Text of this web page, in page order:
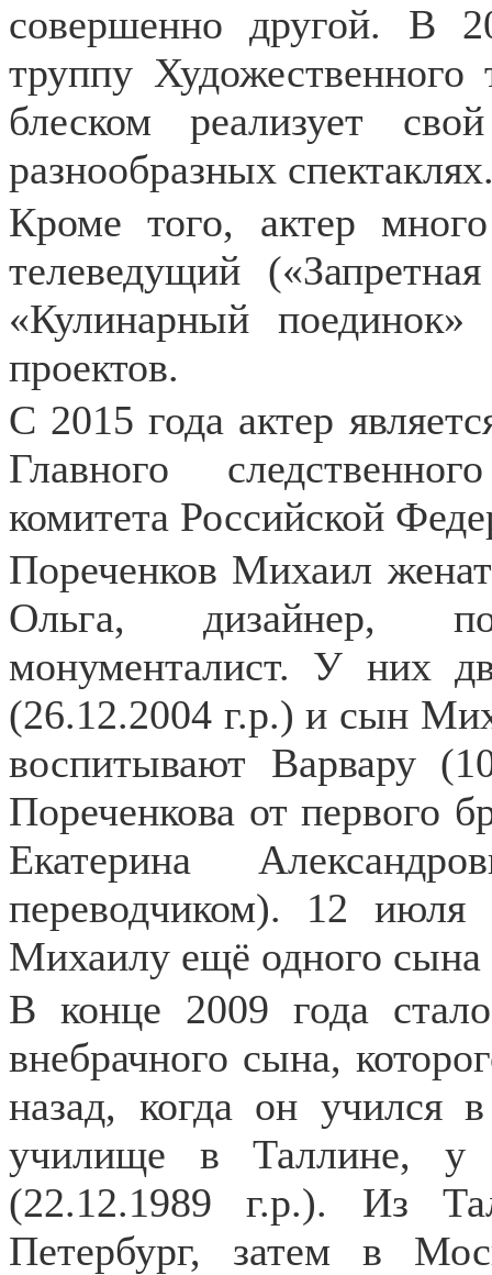
совершенно другой. В
труппу
блеском реализует
разнообразных
Кроме того, актер
телеведущий
«Кулинарный
проектов.
С 2015 года актер
Главного
комитета Российской
Пореченков Михаил
Ольга, дизайнер,
монументалист. У них
(26.12.2004 г.р.) и сын
воспитывают Варвару
Пореченкова от первого
Екатерина
переводчиком). 12
Михаилу ещё одного сына
В конце 2009 года
внебрачного сына,
назад, когда он учился
училище в Таллине, у
(22.12.1989 г.р.). Из
Петербург, затем в